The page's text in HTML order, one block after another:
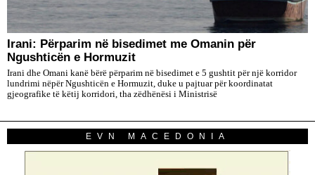
Irani: Përparim në bisedimet me Omanin për
Ngushticën e Hormuzit
Irani dhe Omani kanë bërë përparim në bisedimet e 5 gushtit për një korridor
lundrimi nëpër Ngushticën e Hormuzit, duke u pajtuar për koordinatat
gjeografike të këtij korridori, tha zëdhënësi i Ministrisë
EVN MACEDONIA